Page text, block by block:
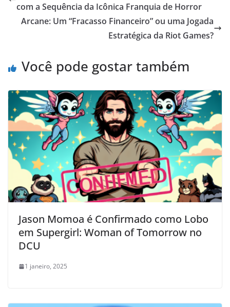
com a Sequência da Icônica Franquia de Horror
Arcane: Um “Fracasso Financeiro” ou uma Jogada
Estratégica da Riot Games?
Você pode gostar também
Jason Momoa é Confirmado como Lobo
em Supergirl: Woman of Tomorrow no
DCU
1 janeiro, 2025